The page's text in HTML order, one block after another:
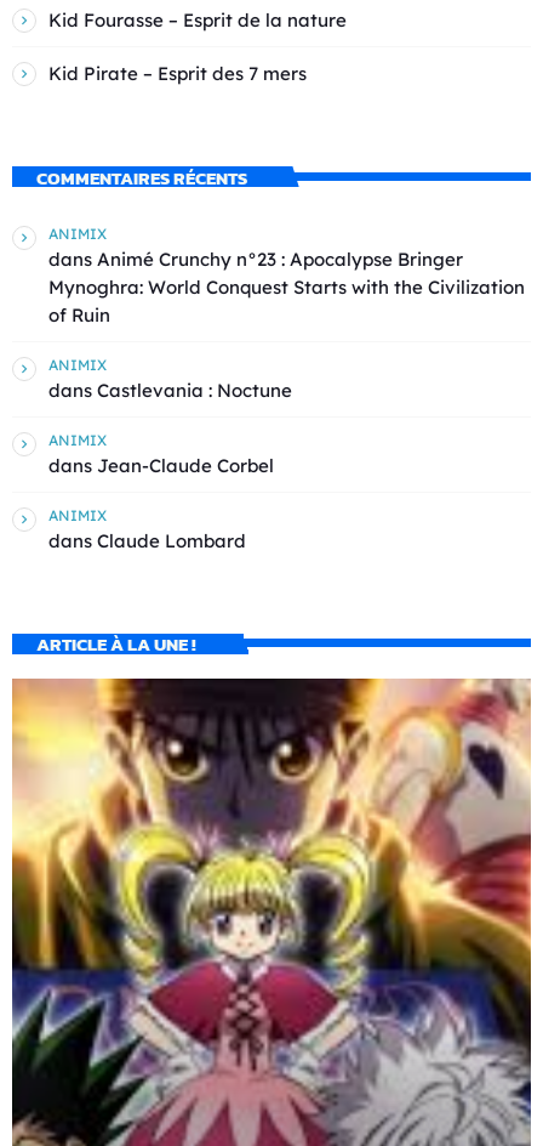
Kid Fourasse – Esprit de la nature
Kid Pirate – Esprit des 7 mers
COMMENTAIRES RÉCENTS
ANIMIX
dans Animé Crunchy n°23 : Apocalypse Bringer
Mynoghra: World Conquest Starts with the Civilization
of Ruin
ANIMIX
dans Castlevania : Noctune
ANIMIX
dans Jean-Claude Corbel
ANIMIX
dans Claude Lombard
ARTICLE À LA UNE !